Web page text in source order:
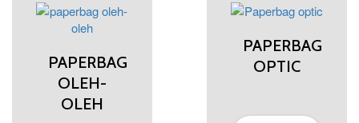
PAPERBAG
OLEH-
OLEH
PAPERBAG
OPTIC